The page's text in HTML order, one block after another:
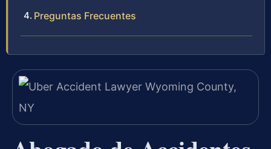
Preguntas Frecuentes